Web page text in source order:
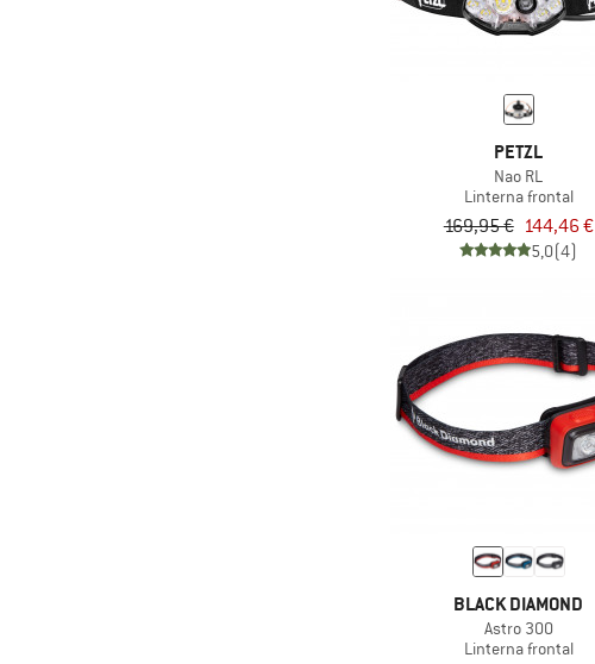
PETZL
Nao RL
Linterna frontal
169,95 € 144,46 €
5,0(4)
BLACK DIAMOND
Astro 300
Linterna frontal